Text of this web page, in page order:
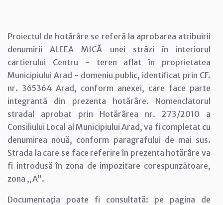
Proiectul de hotărâre se referă la aprobarea atribuirii
denumirii ALEEA MICĂ unei străzi în interiorul
cartierului Centru - teren aflat în proprietatea
Municipiului Arad - domeniu public, identificat prin CF.
nr. 365364 Arad, conform anexei, care face parte
integrantă din prezenta hotărâre. Nomenclatorul
stradal aprobat prin Hotărârea nr. 273/2010 a
Consiliului Local al Municipiului Arad, va fi completat cu
denumirea nouă, conform paragrafului de mai sus.
Strada la care se face referire în prezenta hotărâre va
fi introdusă în zona de impozitare corespunzătoare,
zona ,,A”.
Documentaţia poate fi consultată: pe pagina de